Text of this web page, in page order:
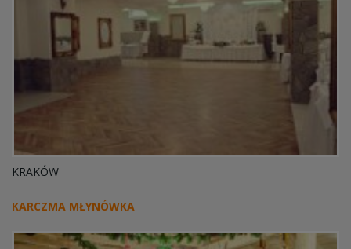
KRAKÓW
KARCZMA MŁYNÓWKA